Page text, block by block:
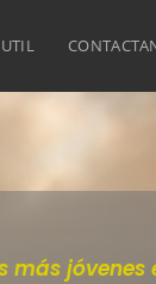
más